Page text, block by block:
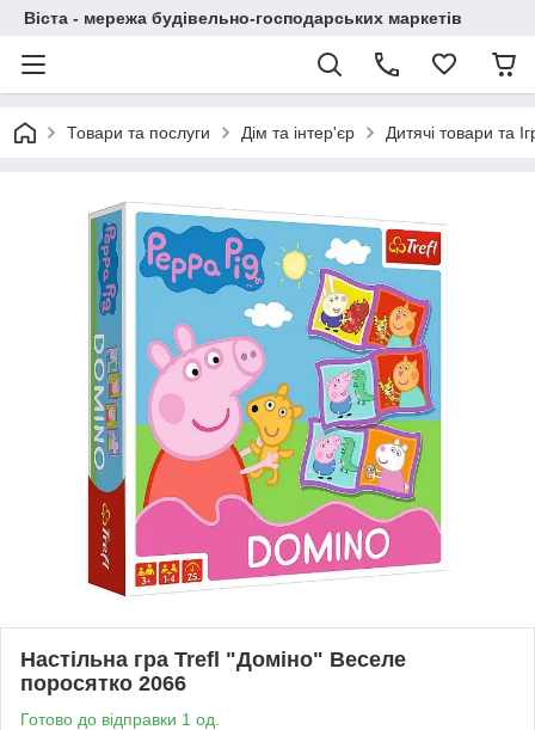
Віста - мережа будівельно-господарських маркетів
Товари та послуги Дім та інтер'єр Дитячі товари та
Настільна гра Trefl "Доміно" Веселе
поросятко 2066
Готово до відправки 1 од.